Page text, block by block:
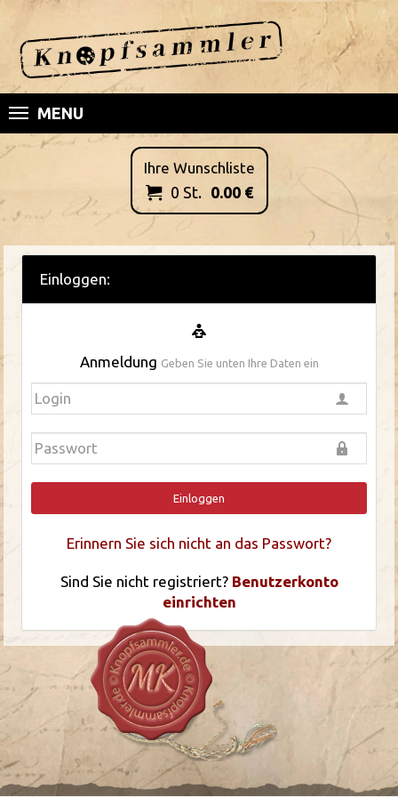
MENU
Ihre Wunschliste
 0 St. 0.00€
Einloggen:
Anmeldung Geben Sie unten Ihre Daten ein
Einloggen
Erinnern Sie sich nicht an das Passwort?
Sind Sie nicht registriert? Benutzerkonto
einrichten